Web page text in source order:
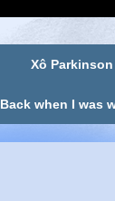
Xô Parkinson
Back when I was